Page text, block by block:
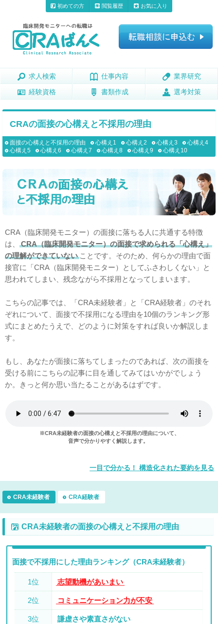
初めての方 閲覧履歴 お気に入り
求人検索
求人検索 仕事内容
仕事内容 業界研究
業界研究
経験資格
経験資格 書類作成
書類作成 選考対策
選考対策
CRAの面接の心構えと不採用の理由
面接の心構えと不採用の理由 心構え1 心構え2 心構え3
心構え4
心構え5
心構え6 心構え7 心構え8 心構え9 心構え10
CRA（臨床開発モニター）の面接に落ちる人に共通する特徴
は、
CRA（臨床開発モニター）の面接で求められる「心構え」
の理解ができていない ことです。そのため、何らかの理由で面
接官に「CRA（臨床開発モニター）としてふさわしくない」と
思われてしまい、残念ながら不採用となってしまいます。
こちらの記事では、「CRA未経験者」と「CRA経験者」のそれ
ぞれについて、面接で不採用になる理由を10個のランキング形
式にまとめたうえで、どのように対策をすれば良いか解説しま
す。
もし、あなたが面接に落ちてしまったのであれば、次の面接を
受ける前にこちらの記事に目を通してみてはいかがでしょう
か。きっと何か思い当たることがあるはずです。
※CRA未経験者の面接の心構えと不採用の理由について、
音声で分かりやすく解説します。
一目で分かる！ 構造化された要約を見る
CRA未経験者 CRA経験者
CRA未経験者の面接の心構えと不採用の理由
面接で不採用にした理由ランキング（CRA未経験者）
1位 志望動機があいまい
2位 コミュニケーション力が不安
3位 謙虚さや素直さがない